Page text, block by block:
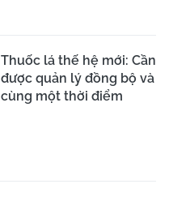
Thuốc lá thế hệ mới: Cần
được quản lý đồng bộ và
cùng một thời điểm